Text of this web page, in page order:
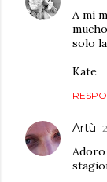
A mi
solo
Kate
Artù